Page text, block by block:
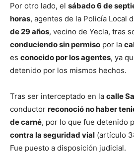
Por otro lado, el sábado 6 de
horas, agentes de la Policía Local
de 29 años, vecino de Yecla, tras
conduciendo sin permiso por la
es conocido por los agentes, ya
detenido por los mismos hechos.
Tras ser interceptado en la calle
conductor reconoció no haber
de carné, por lo que fue detenido
contra la seguridad vial (artículo
Fue puesto a disposición judicial.